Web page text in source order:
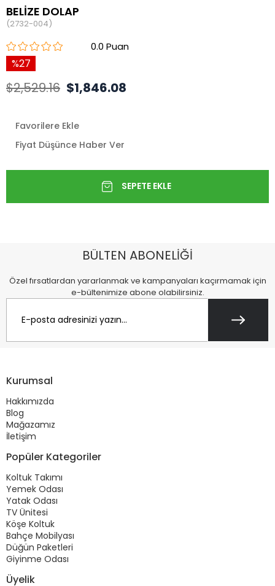
BELİZE DOLAP
(2732-004)
0.0
27
$2,529.16 $1,846.08
Favorilere Ekle
Fiyat Düşünce Haber Ver
BÜLTEN ABONELİĞİ
Özel fırsatlardan yararlanmak ve kampanyaları kaçırmamak için
e-bültenimize abone olabilirsiniz.
Kurumsal
Hakkımızda
Blog
Mağazamız
İletişim
Popüler Kategoriler
Koltuk Takımı
Yemek Odası
Yatak Odası
TV Ünitesi
Köşe Koltuk
Bahçe Mobilyası
Düğün Paketleri
Giyinme Odası
Üyelik